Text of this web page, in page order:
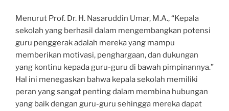
Menurut Prof. Dr. H. Nasaruddin Umar, M.A., “Kepala
sekolah yang berhasil dalam mengembangkan potensi
guru penggerak adalah mereka yang mampu
memberikan motivasi, penghargaan, dan dukungan
yang kontinu kepada guru-guru di bawah pimpinannya.”
Hal ini menegaskan bahwa kepala sekolah memiliki
peran yang sangat penting dalam membina hubungan
yang baik dengan guru-guru sehingga mereka dapat